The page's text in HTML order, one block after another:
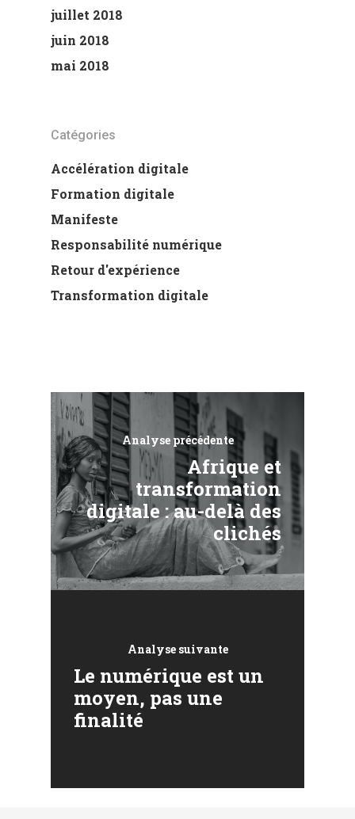
juillet 2018
juin 2018
mai 2018
Catégories
Accélération digitale
Formation digitale
Manifeste
Responsabilité numérique
Retour d'expérience
Transformation digitale
Analyse précédente
Afrique et
transformation
digitale : au-delà des
clichés
Analyse suivante
Le numérique est un
moyen, pas une
finalité